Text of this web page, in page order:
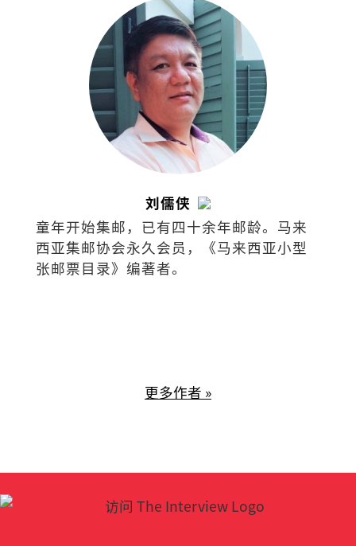
刘儒侠
童年开始集邮，已有四十余年邮龄。马来
西亚集邮协会永久会员，《马来西亚小型
张邮票目录》编著者。
更多作者 »